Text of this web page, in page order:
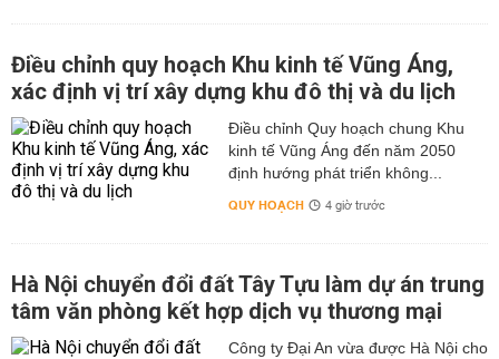
Điều chỉnh quy hoạch Khu kinh tế Vũng Áng,
xác định vị trí xây dựng khu đô thị và du lịch
Điều chỉnh Quy hoạch chung Khu
kinh tế Vũng Áng đến năm 2050
định hướng phát triển không...
QUY HOẠCH 4 giờ trước
Hà Nội chuyển đổi đất Tây Tựu làm dự án trung
tâm văn phòng kết hợp dịch vụ thương mại
Công ty Đại An vừa được Hà Nội cho